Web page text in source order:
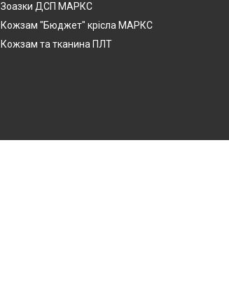
Зоазки ДСП МАРКС
Кожзам "Бюджет" крісла МАРКС
Кожзам та тканина ПЛТ